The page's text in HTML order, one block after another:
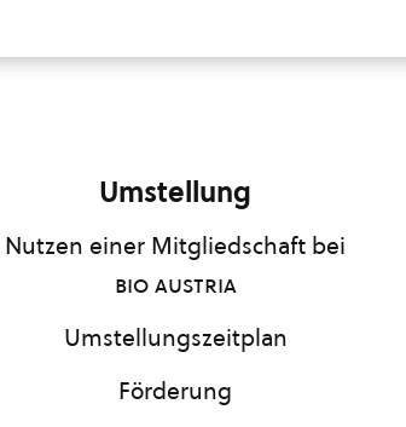
Umstellung
Nutzen einer Mitgliedschaft bei
bio austria
Umstellungszeitplan
Förderung